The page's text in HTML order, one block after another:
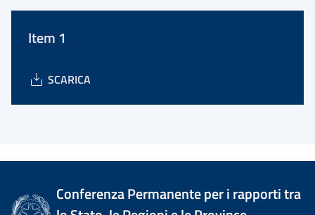
Item 1
SCARICA
Conferenza Permanente per i rapporti tra